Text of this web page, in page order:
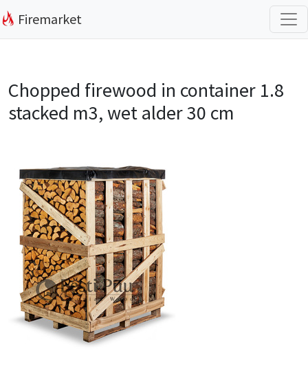
Firemarket
Chopped firewood in container 1.8
stacked m3, wet alder 30 cm